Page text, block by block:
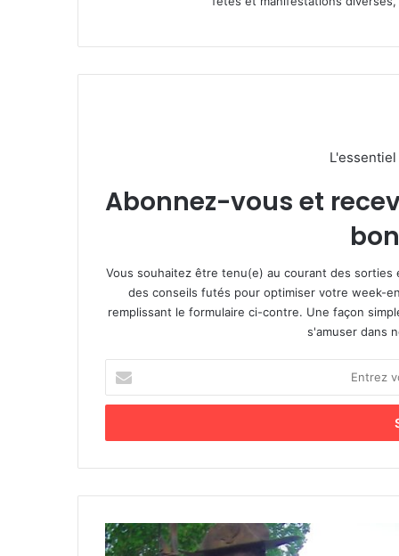
Abonnez-vous et
Vous souhaitez être tenu(e) au courant des
des conseils futés pour optimiser votre week-
remplissant le formulaire ci-contre. Une façon
s'amuser dans
t
e
o
r
D
é